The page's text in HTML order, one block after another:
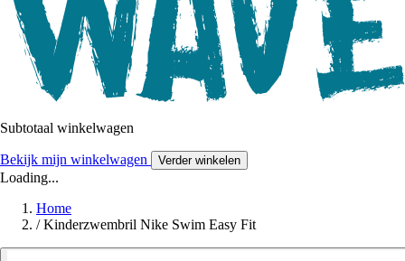
Subtotaal winkelwagen
Bekijk mijn winkelwagen Verder winkelen
Loading...
Home
/ Kinderzwembril Nike Swim Easy Fit